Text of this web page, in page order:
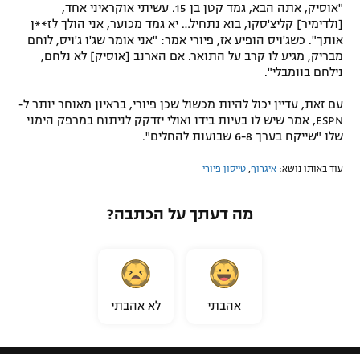
"אוסיק, אתה הבא, גמד קטן בן 15. עשיתי אוקראיני אחד,
[ולדימיר] קליצ'סקו, בוא נתחיל… יא גמד מכוער, אני הולך לז**ן
אותך". כשג'ויס הופיע אז, פיורי אמר: "אני אומר שג'ו ג'ויס, לוחם
מבריק, מגיע לו קרב על התואר. אם הארנב [אוסיק] לא נלחם,
נילחם בוומבלי".
עם זאת, עדיין יכול להיות מכשול שכן פיורי, בראיון מאוחר יותר ל-
ESPN, אמר שיש לו בעיות בידו ואולי יזדקק לניתוח במרפק הימני
שלו "שייקח בערך 6-8 שבועות להחלים".
עוד באותו נושא: איגרוף, טייסון פיורי
מה דעתך על הכתבה?
אהבתי לא אהבתי